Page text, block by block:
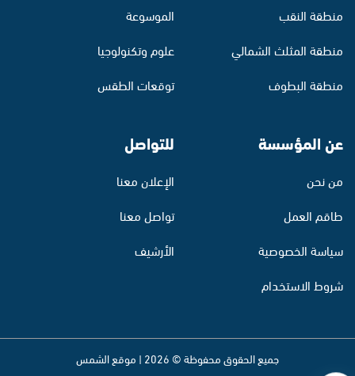
منطقة النقب
منطقة المثلث الشمالي
منطقة البطوف
الموسوعة
علوم وتكنولوجيا
توقعات الطقس
عن المؤسسة
من نحن
طاقم العمل
سياسة الخصوصية
شروط الاستخدام
للتواصل
الإعلان معنا
تواصل معنا
الأرشيف
جميع الحقوق محفوظة © 2026 | موقع الشمس